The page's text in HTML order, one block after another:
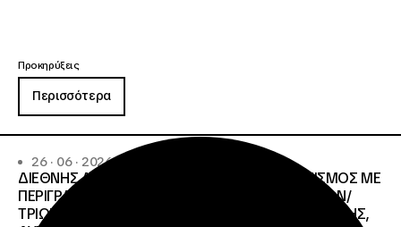
Προκηρύξεις
Περισσότερα
26 · 06 · 2026
ΔΙΕΘΝΗΣ ΑΝΟΙΧΤΟΣ ΗΛΕΚΤΡΟΝΙΚΟΣ ΔΙΑΓΩΝΙΣΜΟΣ ΜΕ
ΠΕΡΙΓΡΑΦΗ:ΥΠΗΡΕΣΙΕΣ ΣΤΕΓΑΣΗΣ ΤΩΝ ΦΟΙΤΗΤΩΝ/
ΤΡΙΩΝ ΤΩΝ ΠΑΝΕΠΙΣΤΗΜΙΑΚΩΝ ΙΔΡΥΜΑΤΩΝ KΡΗΤΗΣ,